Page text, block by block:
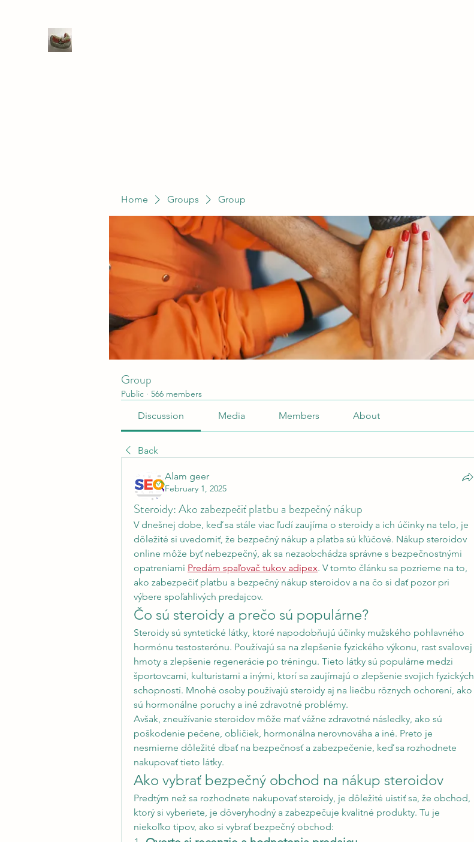
Home Groups Group
Group
Public · 566 members
Discussion Media Members About
Back
Alam geer
February 1, 2025
Steroidy: Ako zabezpečiť platbu a bezpečný nákup
V dnešnej dobe, keď sa stále viac ľudí zaujíma o steroidy a ich účinky na telo, je
dôležité si uvedomiť, že bezpečný nákup a platba sú kľúčové. Nákup steroidov
online môže byť nebezpečný, ak sa nezaobchádza správne s bezpečnostnými
opatreniami Predám spaľovač tukov adipex. V tomto článku sa pozrieme na to,
ako zabezpečiť platbu a bezpečný nákup steroidov a na čo si dať pozor pri
výbere spoľahlivých predajcov.
Čo sú steroidy a prečo sú populárne?
Steroidy sú syntetické látky, ktoré napodobňujú účinky mužského pohlavného
hormónu testosterónu. Používajú sa na zlepšenie fyzického výkonu, rast svalovej
hmoty a zlepšenie regenerácie po tréningu. Tieto látky sú populárne medzi
športovcami, kulturistami a inými, ktorí sa zaujímajú o zlepšenie svojich fyzických
schopností. Mnohé osoby používajú steroidy aj na liečbu rôznych ochorení, ako
sú hormonálne poruchy a iné zdravotné problémy.
Avšak, zneužívanie steroidov môže mať vážne zdravotné následky, ako sú
poškodenie pečene, obličiek, hormonálna nerovnováha a iné. Preto je
nesmierne dôležité dbať na bezpečnosť a zabezpečenie, keď sa rozhodnete
nakupovať tieto látky.
Ako vybrať bezpečný obchod na nákup steroidov
Predtým než sa rozhodnete nakupovať steroidy, je dôležité uistiť sa, že obchod,
ktorý si vyberiete, je dôveryhodný a zabezpečuje kvalitné produkty. Tu je
niekoľko tipov, ako si vybrať bezpečný obchod: